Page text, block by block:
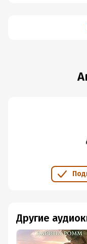
Другие